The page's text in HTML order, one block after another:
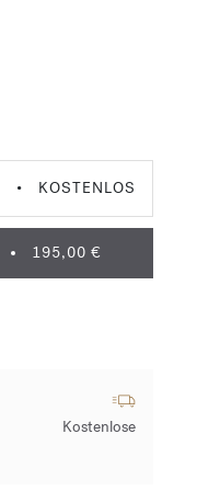
• KOSTENLOS
195,00 €
Kostenlose